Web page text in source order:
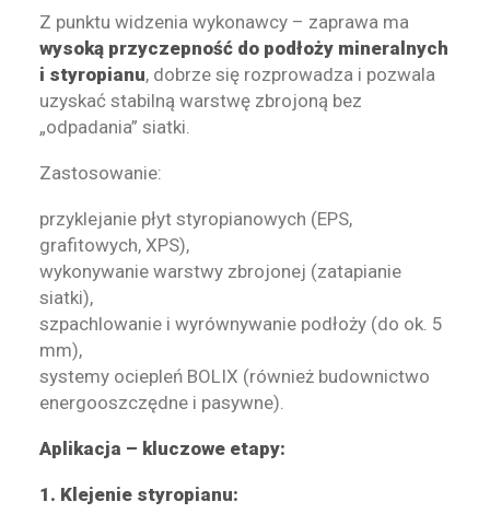
Z punktu widzenia wykonawcy – zaprawa ma
wysoką przyczepność do podłoży mineralnych
i styropianu, dobrze się rozprowadza i pozwala
uzyskać stabilną warstwę zbrojoną bez
„odpadania” siatki.
Zastosowanie:
przyklejanie płyt styropianowych (EPS,
grafitowych, XPS),
wykonywanie warstwy zbrojonej (zatapianie
siatki),
szpachlowanie i wyrównywanie podłoży (do ok. 5
mm),
systemy ociepleń BOLIX (również budownictwo
energooszczędne i pasywne).
Aplikacja – kluczowe etapy:
1. Klejenie styropianu: